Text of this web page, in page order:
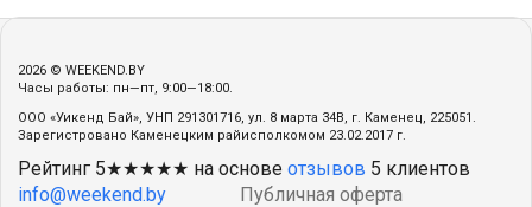
2026 © WEEKEND.BY
Часы работы: пн—пт, 9:00—18:00.
ООО «Уикенд Бай», УНП 291301716, ул. 8 марта 34В, г. Каменец, 225051.
Зарегистровано Каменецким райисполкомом 23.02.2017 г.
Рейтинг 5★★★★★ на основе отзывов 5 клиентов
info@weekend.by
Публичная оферта